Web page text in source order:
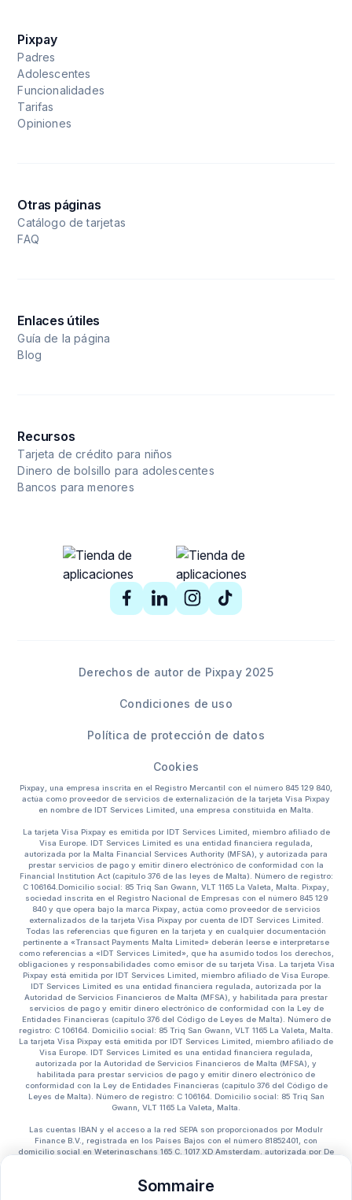
Sommaire
Pixpay
Padres
Adolescentes
Funcionalidades
Tarifas
Opiniones
Otras páginas
Catálogo de tarjetas
FAQ
Enlaces útiles
Guía de la página
Blog
Recursos
Tarjeta de crédito para niños
Dinero de bolsillo para adolescentes
Bancos para menores
Derechos de autor de Pixpay 2025
Condiciones de uso
Política de protección de datos
Cookies
Pixpay, una empresa inscrita en el Registro Mercantil con el número 845 129 840,
actúa como proveedor de servicios de externalización de la tarjeta Visa Pixpay
en nombre de IDT Services Limited, una empresa constituida en Malta.
La tarjeta Visa Pixpay es emitida por IDT Services Limited, miembro afiliado de
Visa Europe. IDT Services Limited es una entidad financiera regulada,
autorizada por la Malta Financial Services Authority (MFSA), y autorizada para
prestar servicios de pago y emitir dinero electrónico de conformidad con la
Financial Institution Act (capítulo 376 de las leyes de Malta). Número de registro:
C 106164.Domicilio social: 85 Triq San Gwann, VLT 1165 La Valeta, Malta. Pixpay,
sociedad inscrita en el Registro Nacional de Empresas con el número 845 129
840 y que opera bajo la marca Pixpay, actúa como proveedor de servicios
externalizados de la tarjeta Visa Pixpay por cuenta de IDT Services Limited.
Todas las referencias que figuren en la tarjeta y en cualquier documentación
pertinente a «Transact Payments Malta Limited» deberán leerse e interpretarse
como referencias a «IDT Services Limited», que ha asumido todos los derechos,
obligaciones y responsabilidades como emisor de su tarjeta Visa. La tarjeta Visa
Pixpay está emitida por IDT Services Limited, miembro afiliado de Visa Europe.
IDT Services Limited es una entidad financiera regulada, autorizada por la
Autoridad de Servicios Financieros de Malta (MFSA), y habilitada para prestar
servicios de pago y emitir dinero electrónico de conformidad con la Ley de
Entidades Financieras (capítulo 376 del Código de Leyes de Malta). Número de
registro: C 106164. Domicilio social: 85 Triq San Gwann, VLT 1165 La Valeta, Malta.
La tarjeta Visa Pixpay está emitida por IDT Services Limited, miembro afiliado de
Visa Europe. IDT Services Limited es una entidad financiera regulada,
autorizada por la Autoridad de Servicios Financieros de Malta (MFSA), y
habilitada para prestar servicios de pago y emitir dinero electrónico de
conformidad con la Ley de Entidades Financieras (capítulo 376 del Código de
Leyes de Malta). Número de registro: C 106164. Domicilio social: 85 Triq San
Gwann, VLT 1165 La Valeta, Malta.
Las cuentas IBAN y el acceso a la red SEPA son proporcionados por Modulr
Finance B.V., registrada en los Países Bajos con el número 81852401, con
domicilio social en Weteringschans 165 C, 1017 XD Amsterdam, autorizada por De